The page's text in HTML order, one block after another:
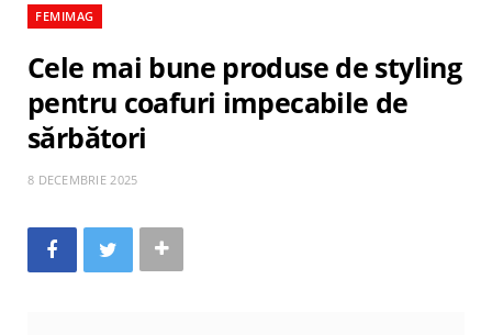
k a
FEMIMAG
Cele mai bune produse de styling
pentru coafuri impecabile de
sărbători
8 DECEMBRIE 2025